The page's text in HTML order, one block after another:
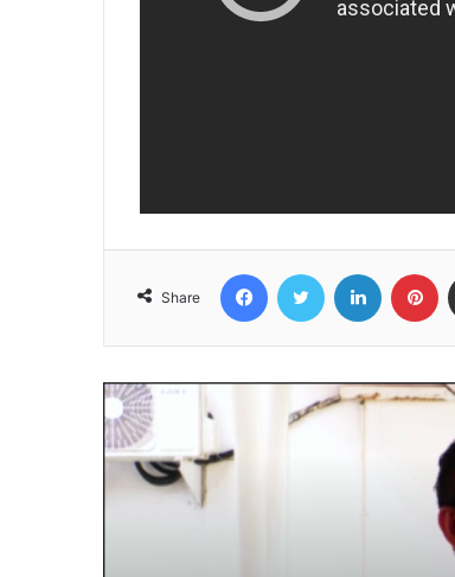
Share
Notísia
August 4,